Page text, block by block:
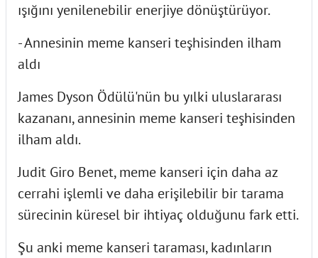
ışığını yenilenebilir enerjiye dönüştürüyor.
- Annesinin meme kanseri teşhisinden ilham
aldı
James Dyson Ödülü'nün bu yılki uluslararası
kazananı, annesinin meme kanseri teşhisinden
ilham aldı.
Judit Giro Benet, meme kanseri için daha az
cerrahi işlemli ve daha erişilebilir bir tarama
sürecinin küresel bir ihtiyaç olduğunu fark etti.
Şu anki meme kanseri taraması, kadınların